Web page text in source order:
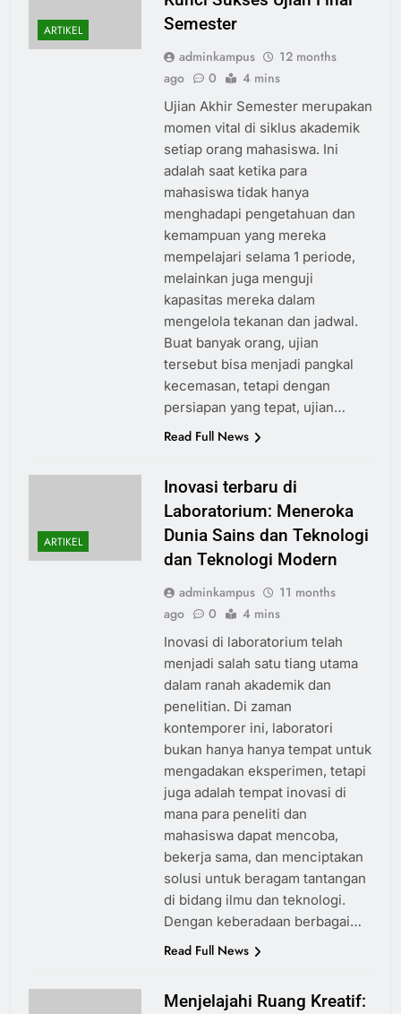
ARTIKEL
Semester
adminkampus
12 months
ago
0 4 mins
Ujian Akhir Semester merupakan
momen vital di siklus akademik
setiap orang mahasiswa. Ini
adalah saat ketika para
mahasiswa tidak hanya
menghadapi pengetahuan dan
kemampuan yang mereka
mempelajari selama 1 periode,
melainkan juga menguji
kapasitas mereka dalam
mengelola tekanan dan jadwal.
Buat banyak orang, ujian
tersebut bisa menjadi pangkal
kecemasan, tetapi dengan
persiapan yang tepat, ujian…
Read Full News
ARTIKEL
Inovasi terbaru di
Laboratorium: Meneroka
Dunia Sains dan Teknologi
dan Teknologi Modern
adminkampus
11 months
ago
0 4 mins
Inovasi di laboratorium telah
menjadi salah satu tiang utama
dalam ranah akademik dan
penelitian. Di zaman
kontemporer ini, laboratori
bukan hanya hanya tempat untuk
mengadakan eksperimen, tetapi
juga adalah tempat inovasi di
mana para peneliti dan
mahasiswa dapat mencoba,
bekerja sama, dan menciptakan
solusi untuk beragam tantangan
di bidang ilmu dan teknologi.
Dengan keberadaan berbagai…
Read Full News
Menjelajahi Ruang Kreatif: